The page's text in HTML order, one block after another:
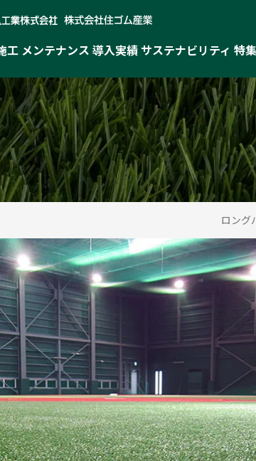
工 メンテナンス 導入実績 サステナビリティ 特
ロング